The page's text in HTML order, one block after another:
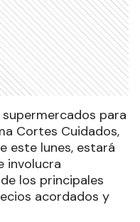
para
Cortes Cuidados,
este lunes, estará
involucra
los principales
acordados y